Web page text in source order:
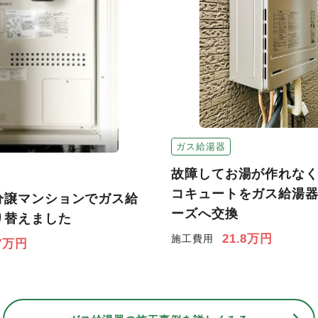
譲マンションでガス給
えました
円
ガス給湯器
故障してお湯が作れな
コキュートをガス給湯
ーズへ交換
施工費用 21.8万円